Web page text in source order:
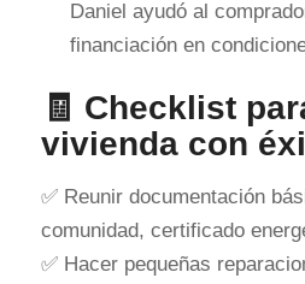
Daniel ayudó al
financiación en
🧾 Checklist
vivienda con
✅ Reunir documentación
comunidad, certificado
✅ Hacer pequeñas